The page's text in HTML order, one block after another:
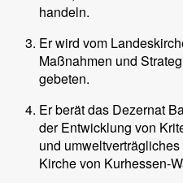
handeln.
Er wird vom
Maßnahmen und
gebeten.
Er berät das Dezernat
der Entwicklung von
und
Kirche von Kurhessen-